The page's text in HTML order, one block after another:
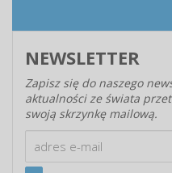
NEWSLETTER
Zapisz się do naszego
aktualności ze świata
swoją skrzynkę mailową.